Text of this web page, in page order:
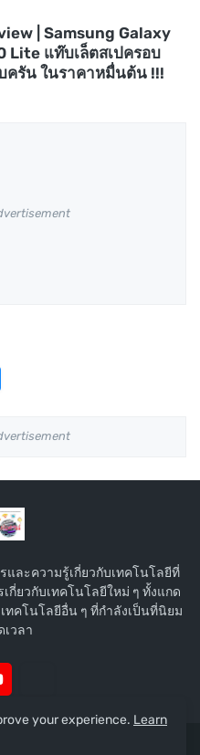
| Samsung Galaxy
Lite แท๊บเล็ตสเปครอบ
ครัน ในราคาหมื่นต้น !!!
ละความรู้เกี่ยวกับเทคโนโลยีที่
กี่ยวกับเทคโนโลยีใหม่ ๆ ทั้งแกด
ทคโนโลยีอื่น ๆ ที่กำลังเป็นที่นิยม
เวลา
your experience. Learn